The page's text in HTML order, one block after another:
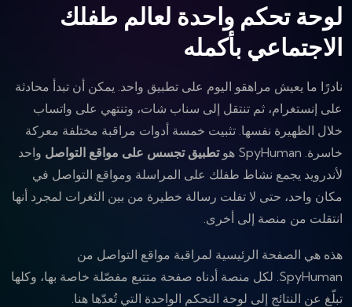
لوحة تحكم واحدة لعالم طفلك
الاجتماعي بأكمله
نادرًا ما يعيش مراهقو اليوم على تطبيق واحد. يمكن أن تبدأ محادثة
على إنستغرام، ثم تنتقل إلى سناب شات، وتنتهي على واتساب
خلال الظهيرة نفسها. تثبيت خمسة أدوات مراقبة مختلفة معركة
خاسرة. SpyHuman هو
تطبيق تجسس على مواقع التواصل واحد
لأندرويد يجمع نشاط طفلك على المراسلة ومواقع التواصل في
مكان واحد، حتى لا تفلت رسالة خطيرة من بين الثغرات لمجرد أنها
انتقلت من منصة إلى أخرى.
هذه هي الصفحة الرئيسية لمراقبة مواقع التواصل من
SpyHuman. لكل منصة أدناه صفحة متتبع مفصّلة خاصة بها، وكلها
تبلّغ عن النتائج إلى لوحة التحكم الواحدة التي تُعدّها هنا.